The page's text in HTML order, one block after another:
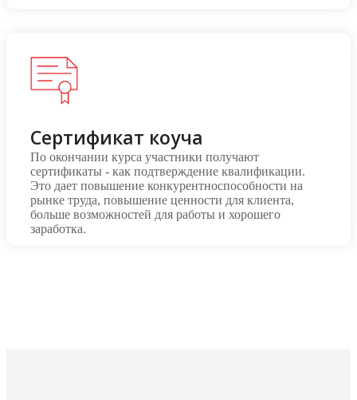
Сертификат коуча
По окончании курса участники получают
сертификаты - как подтверждение квалификации.
Это дает повышение конкурентноспособности на
рынке труда, повышение ценности для клиента,
больше возможностей для работы и хорошего
заработка.